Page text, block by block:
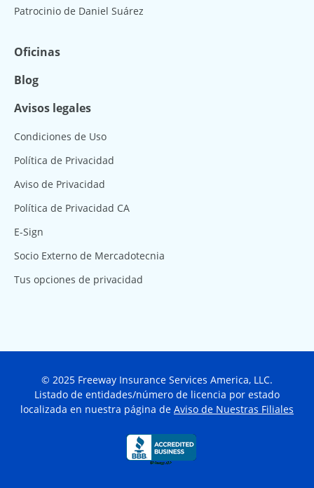
Patrocinio de Daniel Suárez
Oficinas
Blog
Avisos legales
Condiciones de Uso
Política de Privacidad
Aviso de Privacidad
Política de Privacidad CA
E-Sign
Socio Externo de Mercadotecnia
Tus opciones de privacidad
© 2025 Freeway Insurance Services America, LLC.
Listado de entidades/número de licencia por estado
localizada en nuestra página de Aviso de Nuestras Filiales